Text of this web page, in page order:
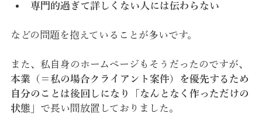
専門的過ぎて詳しくない人には伝わらない
などの問題を抱えていることが多いです。
また、私自身のホームページもそうだったのですが、
本業（＝私の場合クライアント案件）を優先するため
自分のことは後回しになり「なんとなく作っただけの
状態」 で長い間放置しておりました。